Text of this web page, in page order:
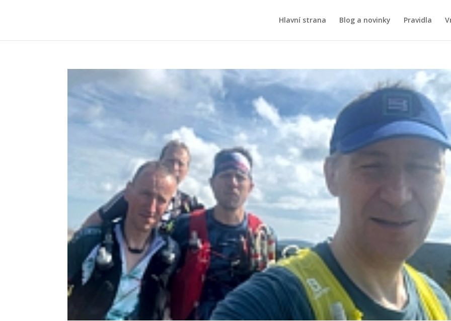
Hlavní strana Blog a novinky Pravidla